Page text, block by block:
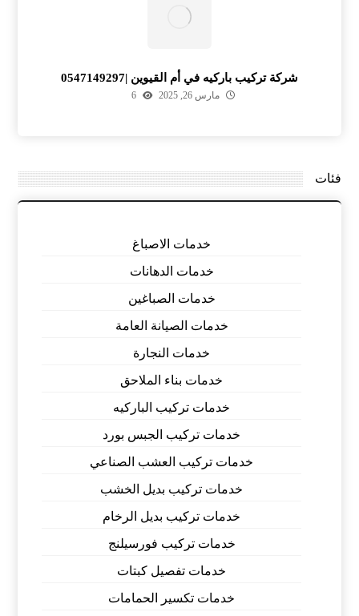
شركة تركيب باركيه في أم القيوين |0547149297
مارس 26, 2025 6
فئات
خدمات الاصباغ
خدمات الدهانات
خدمات الصباغين
خدمات الصيانة العامة
خدمات النجارة
خدمات بناء الملاحق
خدمات تركيب الباركيه
خدمات تركيب الجبس بورد
خدمات تركيب العشب الصناعي
خدمات تركيب بديل الخشب
خدمات تركيب بديل الرخام
خدمات تركيب فورسيلنج
خدمات تفصيل كبتات
خدمات تكسير الحمامات